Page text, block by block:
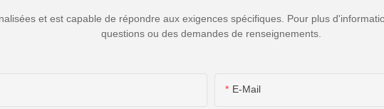
domicile
et est capable de répondre aux exigences spécifiques. Pour plus
questions ou des demandes de renseignements.
E-Mail